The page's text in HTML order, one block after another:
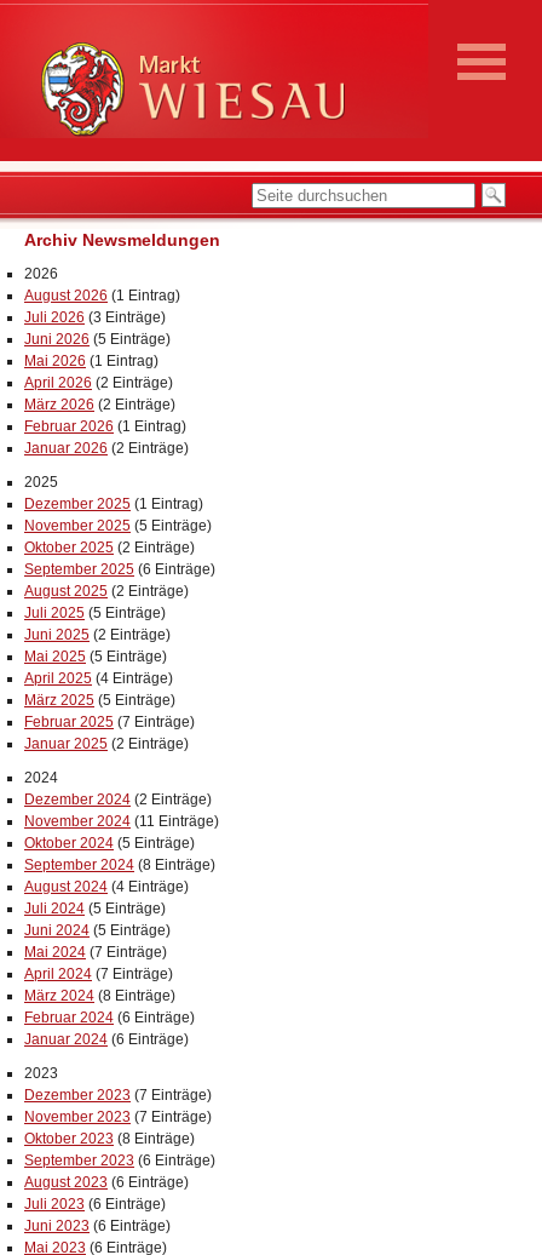
Archiv Newsmeldungen
2026
August 2026 (1 Eintrag)
Juli 2026 (3 Einträge)
Juni 2026 (5 Einträge)
Mai 2026 (1 Eintrag)
April 2026 (2 Einträge)
März 2026 (2 Einträge)
Februar 2026 (1 Eintrag)
Januar 2026 (2 Einträge)
2025
Dezember 2025 (1 Eintrag)
November 2025 (5 Einträge)
Oktober 2025 (2 Einträge)
September 2025 (6 Einträge)
August 2025 (2 Einträge)
Juli 2025 (5 Einträge)
Juni 2025 (2 Einträge)
Mai 2025 (5 Einträge)
April 2025 (4 Einträge)
März 2025 (5 Einträge)
Februar 2025 (7 Einträge)
Januar 2025 (2 Einträge)
2024
Dezember 2024 (2 Einträge)
November 2024 (11 Einträge)
Oktober 2024 (5 Einträge)
September 2024 (8 Einträge)
August 2024 (4 Einträge)
Juli 2024 (5 Einträge)
Juni 2024 (5 Einträge)
Mai 2024 (7 Einträge)
April 2024 (7 Einträge)
März 2024 (8 Einträge)
Februar 2024 (6 Einträge)
Januar 2024 (6 Einträge)
2023
Dezember 2023 (7 Einträge)
November 2023 (7 Einträge)
Oktober 2023 (8 Einträge)
September 2023 (6 Einträge)
August 2023 (6 Einträge)
Juli 2023 (6 Einträge)
Juni 2023 (6 Einträge)
Mai 2023 (6 Einträge)